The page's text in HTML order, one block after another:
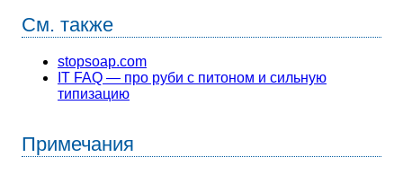
См. также
stopsoap.com
IT FAQ — про руби с питоном и сильную
типизацию
Примечания